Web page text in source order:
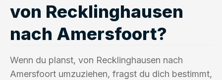
von Recklinghausen
nach Amersfoort?
Wenn du planst, von Recklinghausen nach
Amersfoort umzuziehen, fragst du dich bestimmt,